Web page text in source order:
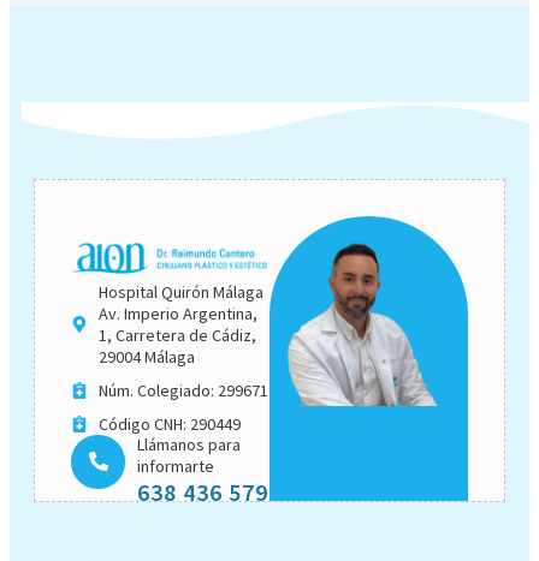
Hospital Quirón Málaga
Av. Imperio Argentina,
1, Carretera de Cádiz,
29004 Málaga
Núm. Colegiado: 299671
Código CNH: 290449
Llámanos para
informarte
638 436 579